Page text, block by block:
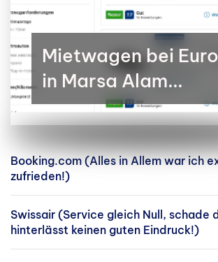
Mietwagen bei
in Marsa Alam...
Booking.com (Alles in Allem war ich
zufrieden!)
Swissair (Service gleich Null, schade
hinterlässt keinen guten Eindruck!)